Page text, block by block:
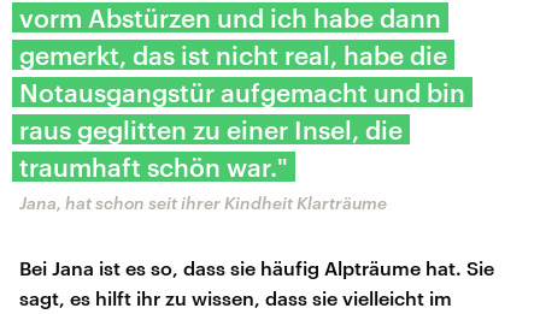
vorm Abstürzen und ich habe dann
gemerkt, das ist nicht real, habe die
Notausgangstür aufgemacht und bin
raus geglitten zu einer Insel, die
traumhaft schön war."
Jana, hat schon seit ihrer Kindheit Klarträume
Bei Jana ist es so, dass sie häufig Alpträume hat. Sie
sagt, es hilft ihr zu wissen, dass sie vielleicht im